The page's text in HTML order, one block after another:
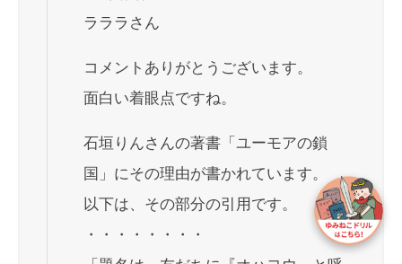
ラララさん
コメントありがとうございます。
面白い着眼点ですね。
石垣りんさんの著書「ユーモアの鎖
国」にその理由が書かれています。
以下は、その部分の引用です。
・・・・・・・・